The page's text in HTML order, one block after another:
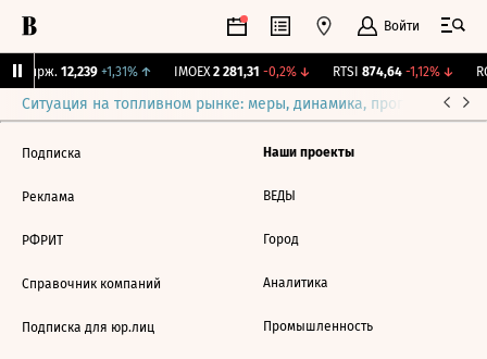
Войти
Бирж. 12,239 +1,31%↑ IMOEX 2 281,31 -0,2%↓ RTSI 874,64 -1,12%↓
Ситуация на топливном рынке: меры, динамика, прогнозы
Подписка
Реклама
РФРИТ
Справочник компаний
Подписка для юр.лиц
Наши проекты
ВЕДЫ
Город
Аналитика
Промышленность